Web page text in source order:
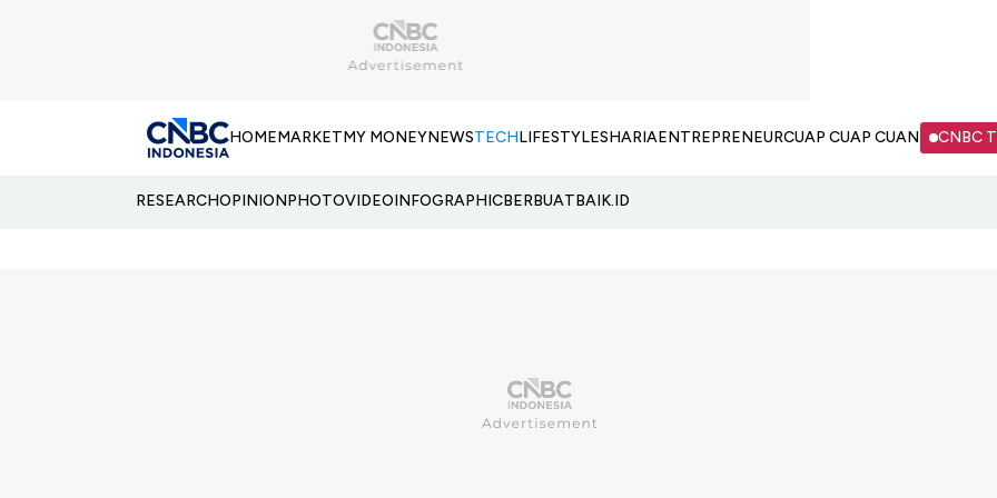
HOMEMARKETMY MONEYNEWSTECHLIFESTYLESHARIAENTREPRENEURCUAP CUAP CUAN CNBC
RESEARCHOPINIONPHOTOVIDEOINFOGRAPHICBERBUATBAIK.ID